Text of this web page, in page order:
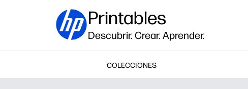
Printables
Descubrir. Crear. Aprender.
COLECCIONES